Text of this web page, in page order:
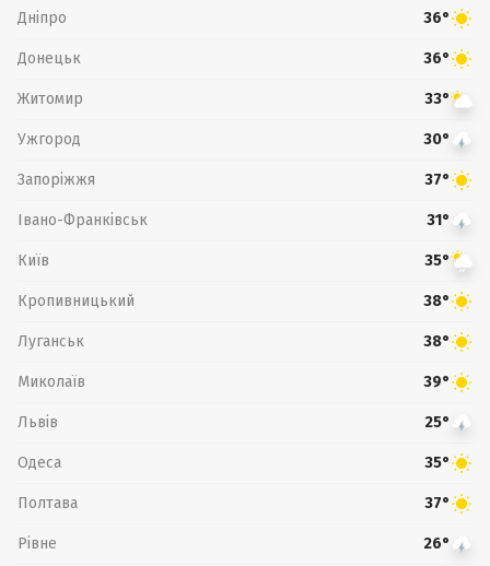
Дніпро 36°
Донецьк 36°
Житомир 33°
Ужгород 30°
Запоріжжя 37°
Івано-Франківськ 31°
Київ 35°
Кропивницький 38°
Луганськ 38°
Миколаїв 39°
Львів 25°
Одеса 35°
Полтава 37°
Рівне 26°